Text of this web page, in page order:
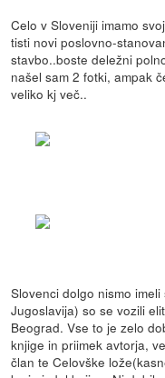
Celo v Sloveniji imamo
tisti novi poslovno-
stavbo..boste deležni
našel sam 2 fotki, ampak
veliko kj več..
Slovenci dolgo nismo
Jugoslavija) so se vozili
Beograd. Vse to je zelo
knjige in priimek avtorja,
član te Celovške